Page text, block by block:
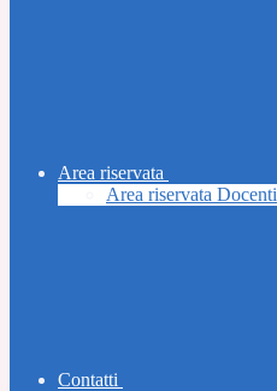
Area riservata
Area riservata Docenti
Contatti